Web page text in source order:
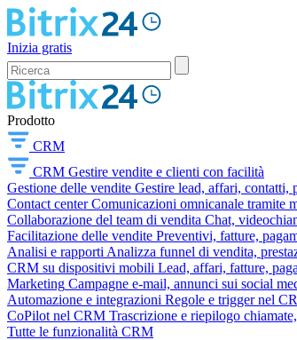
Inizia gratis
Prodotto
CRM
CRM Gestire vendite e clienti con facilità
Gestione delle vendite Gestire lead, affari, contatti,
Contact center Comunicazioni omnicanale tramite
Collaborazione del team di vendita Chat,
Facilitazione delle vendite Preventivi, fatture,
Analisi e rapporti Analizza funnel di vendita,
CRM su dispositivi mobili Lead, affari, fatture,
Marketing Campagne e-mail, annunci sui social
Automazione e integrazioni Regole e trigger nel
CoPilot nel CRM Trascrizione e riepilogo
Tutte le funzionalità CRM